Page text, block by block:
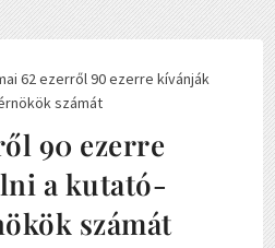
62 ezerről 90 ezerre kívánják
számát
90 ezerre
a kutató-
számát